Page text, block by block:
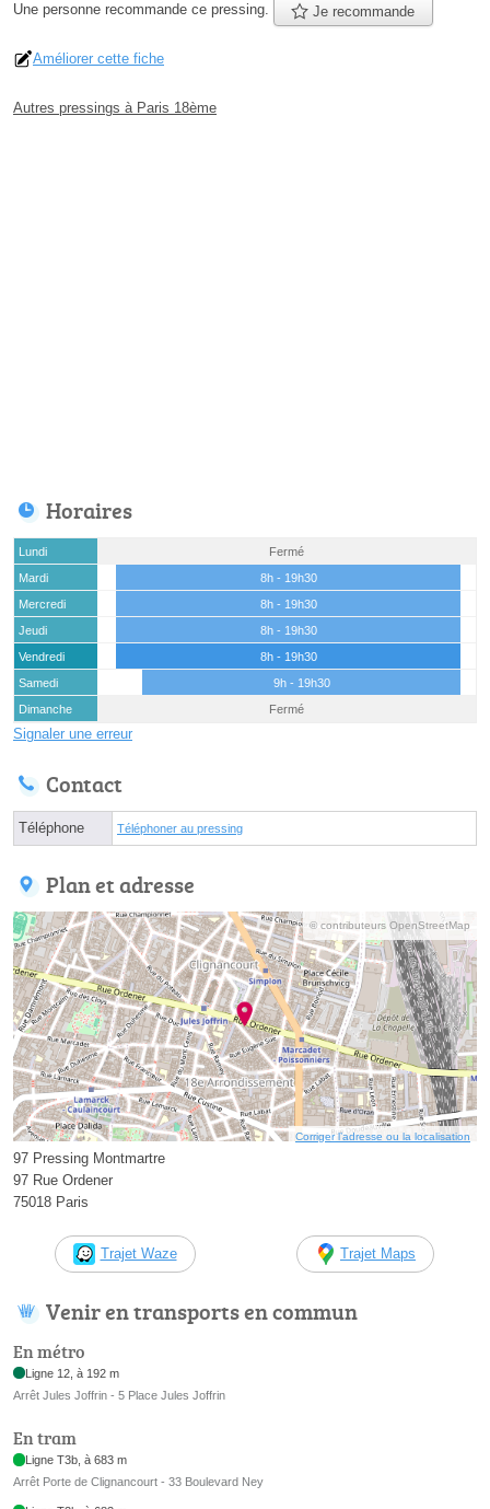
Une personne recommande ce pressing. Je recommande
Améliorer cette fiche
Autres pressings à Paris 18ème
Horaires
Lundi
Fermé
Mardi
8h - 19h30
Mercredi
8h - 19h30
Jeudi
8h - 19h30
Vendredi
8h - 19h30
Samedi
9h - 19h30
Dimanche
Fermé
Signaler une erreur
Contact
Téléphone Téléphoner au pressing
Plan et adresse
© contributeurs OpenStreetMap
Corriger l’adresse ou la localisation
97 Pressing Montmartre
97 Rue Ordener
75018 Paris
Trajet Waze Trajet Maps
Venir en transports en commun
En métro
Ligne 12, à 192 m
Arrêt Jules Joffrin - 5 Place Jules Joffrin
En tram
Ligne T3b, à 683 m
Arrêt Porte de Clignancourt - 33 Boulevard Ney